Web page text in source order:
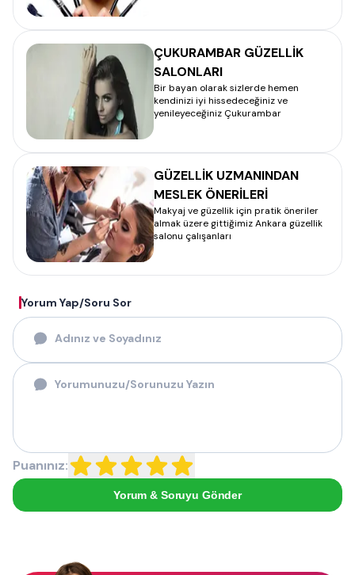
ÇUKURAMBAR GÜZELLİK
SALONLARI
Bir bayan olarak sizlerde hemen
kendinizi iyi hissedeceğiniz ve
yenileyeceğiniz Çukurambar
GÜZELLİK UZMANINDAN
MESLEK ÖNERİLERİ
Makyaj ve güzellik için pratik öneriler
almak üzere gittiğimiz Ankara güzellik
salonu çalışanları
Yorum Yap/Soru Sor
Puanınız:
Yorum & Soruyu Gönder